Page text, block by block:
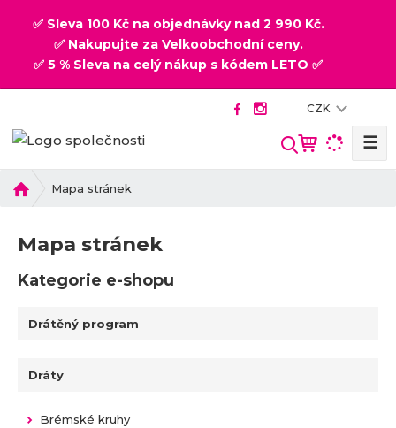
✅ Sleva 100 Kč na objednávky nad 2 990 Kč.
✅ Nakupujte za Velkoobchodní ceny.
✅ 5 % Sleva na celý nákup s kódem LETO ✅
CZK
V
☰
v
d
í
t
n
Mapa stránek
Mapa stránek
Kategorie e-shopu
Drátěný program
Dráty
Brémské kruhy